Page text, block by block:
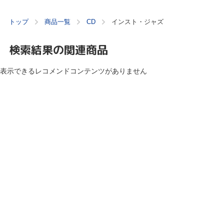
トップ 商品一覧 CD インスト・ジャズ
検索結果の関連商品
表示できるレコメンドコンテンツがありません